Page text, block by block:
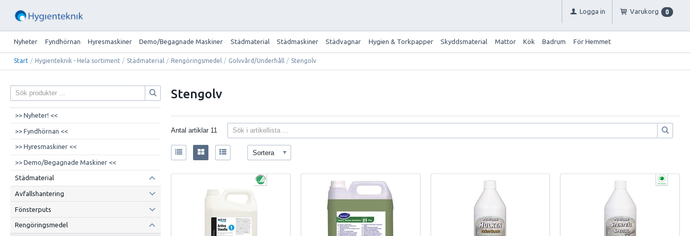
Logga in Varukorg 0
Nyheter Fyndhörnan Hyresmaskiner Demo/Begagnade Maskiner Städmaterial Städmaskiner Städvagnar Hygien & Torkpapper Skyddsmaterial Mattor Kök Badrum För Hemmet
Start / Hygienteknik - Hela sortiment / Städmaterial / Rengöringsmedel / Golvvård/Underhåll / Stengolv
>> Nyheter! <<
>> Fyndhörnan <<
>> Hyresmaskiner <<
>> Demo/Begagnade Maskiner <<
Städmaterial
Avfallshantering
Fönsterputs
Rengöringsmedel
Stengolv
Antal artiklar 11
Sortera